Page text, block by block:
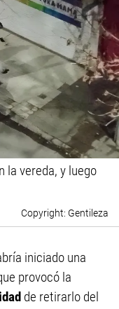
la vereda, y luego
Gentileza
iniciado una
provocó la
de retirarlo del